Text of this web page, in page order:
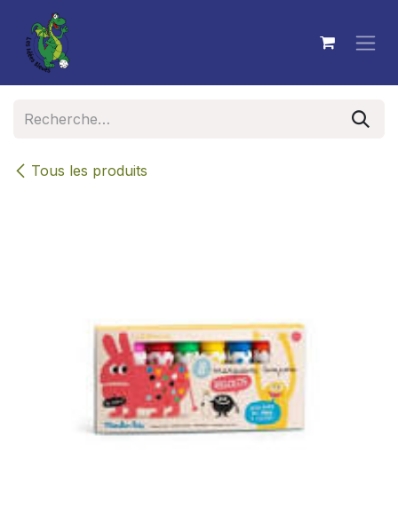
Se rendre au contenu
Tous les produits